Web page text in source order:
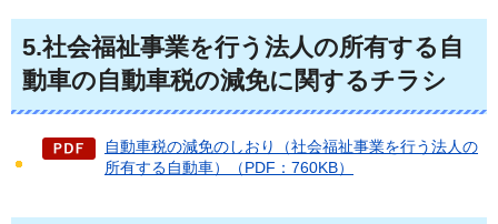
5.社会福祉事業を行う法人の所有する自
動車の自動車税の減免に関するチラシ
自動車税の減免のしおり（社会福祉事業を行う法人の
所有する自動車）（PDF：760KB）